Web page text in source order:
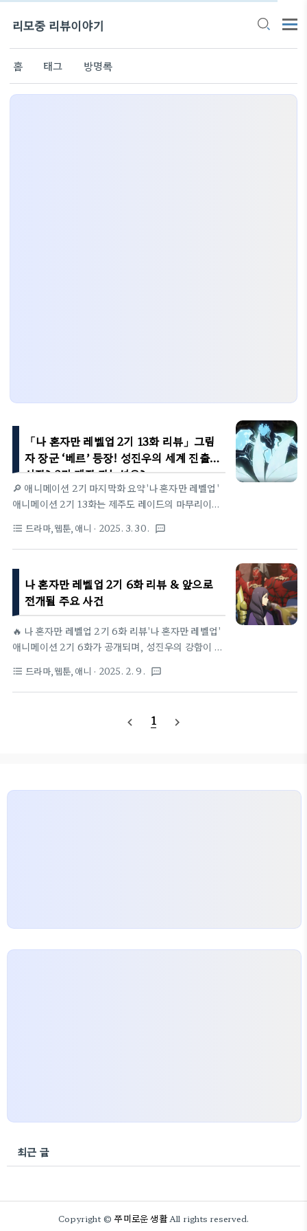
리모중 리뷰이야기
홈 태그 방명록
「나 혼자만 레벨업 2기 13화 리뷰」그림
자 장군 ‘베르’ 등장! 성진우의 세계 진출
시작? 3기 제작 가능성은?
🔎 애니메이션 2기 마지막화 요약'나 혼자만 레벨업'
애니메이션 2기 13화는 제주도 레이드의 마무리이자,
열한 전투 끝에 힐러가 사망하고, 차혜인마저 생명이
위태로운 상황. 성진우는 사망한 S급 힐러를 그림자로
소환하고, 그의 능력을 이용해 차혜인을 치료하여 생
명을 구한다.치료를 마친 힐러 그림자는 자신의 소임
을 다한 후, 성진우가 인도적 차원에서 소환을 해제한
다.죽은 자의 능력을 활용하되 존엄을 지키는 이 장면
은, 성진우가 단순한 사령관이 아닌 책임 있는 리더로
성장했음을 보여주는 대목이었다.⚔️ 그림자 장군 ‘베
미 여왕을 쓰러뜨리고,그녀의 직속 지휘관인 ‘베르’를
그림자로 소환하는 장면이 그려진다.베..
format_list_bulleted 드라마,웹툰,애니 · 2025. 3. 30. textsms
나 혼자만 레벨업 2기 6화 리뷰 & 앞으로
전개될 주요 사건
🔥 나 혼자만 레벨업 2기 6화 리뷰'나 혼자만 레벨업'
애니메이션 2기 6화가 공개되며, 성진우의 강함이 본
벌어진 사건을 통해 그의 전투력이 처음으로 노출되었
으며, 그림자 군단의 등장은 앞으로의 전개를 더욱 기
참여하게 된 성진우. 원래는 포터(짐꾼) 역할을 맡았
를 마주하자 그의 승부욕이 발동되었고, 그림자 군단
format_list_bulleted 드라마,웹툰,애니 · 2025. 2. 9. textsms
navigate_before 1 navigate_next
최근 글
Copyright ©쭈미로운 생활All rights reserved.